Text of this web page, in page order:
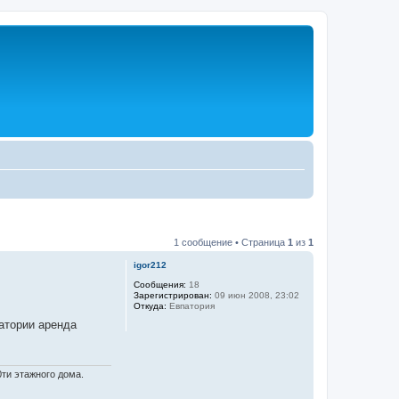
1 сообщение • Страница 1 из 1
igor212
Сообщения: 18
Зарегистрирован: 09 июн 2008, 23:02
Откуда: Евпатория
аренда
этажного дома.